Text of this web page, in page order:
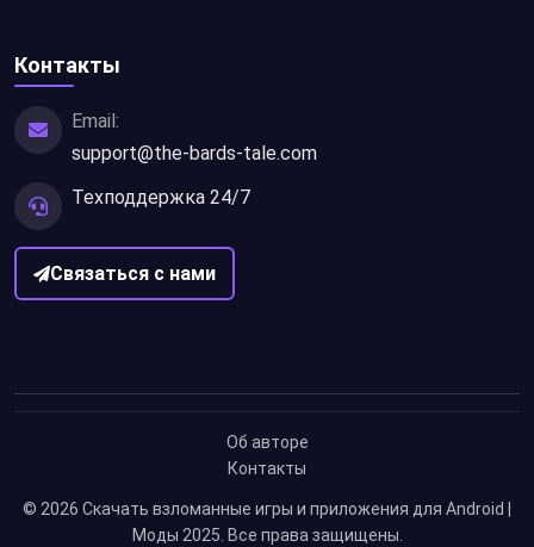
Контакты
Email:
support@the-bards-tale.com
Техподдержка 24/7
Связаться с нами
Об авторе
Контакты
© 2026 Скачать взломанные игры и приложения для Android |
Моды 2025. Все права защищены.